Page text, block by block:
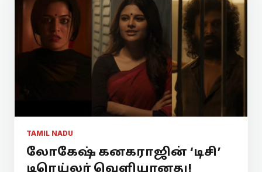
TAMIL NADU
லோகேஷ் கனகராஜின் ‘டிசி’
டிரெய்லர் வெளியானது!